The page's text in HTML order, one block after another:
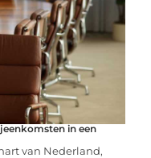
in een
van Nederland,